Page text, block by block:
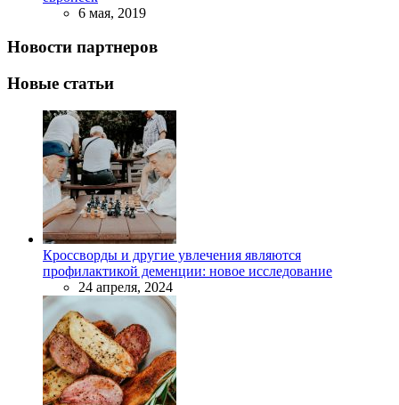
6 мая, 2019
Новости партнеров
Новые статьи
Кроссворды и другие увлечения являются
профилактикой деменции: новое исследование
24 апреля, 2024